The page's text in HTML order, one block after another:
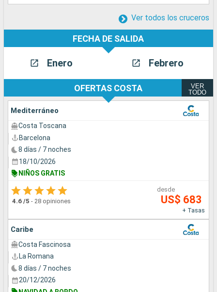
Ver todos los cruceros
FECHA DE SALIDA
Enero Febrero
OFERTAS COSTA
VER
TODO
Mediterráneo
Costa Toscana
Barcelona
8 días / 7 noches
18/10/2026
NIÑOS GRATIS
4.6 /5 - 28 opiniones
desde
US$ 683
+ Tasas
Caribe
Costa Fascinosa
La Romana
8 días / 7 noches
20/12/2026